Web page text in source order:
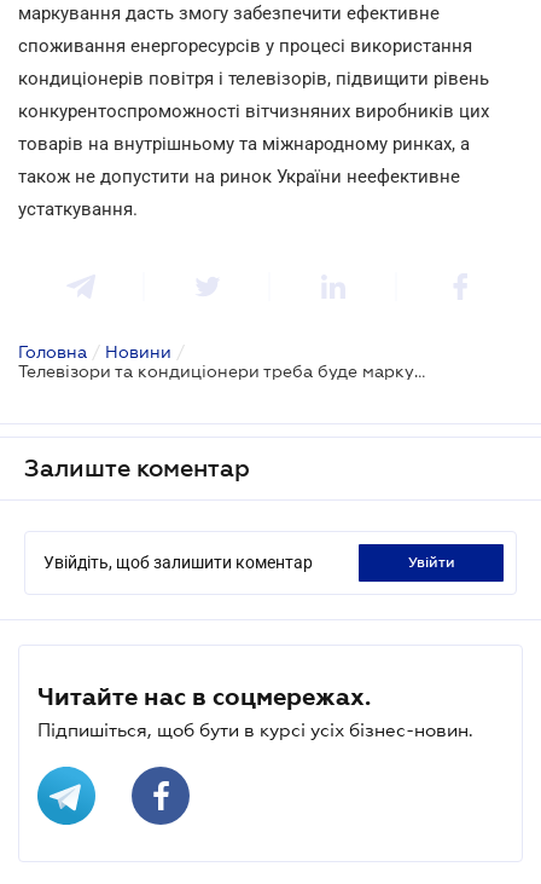
маркування дасть змогу забезпечити ефективне
споживання енергоресурсів у процесі використання
кондиціонерів повітря і телевізорів, підвищити рівень
конкурентоспроможності вітчизняних виробників цих
товарів на внутрішньому та міжнародному ринках, а
також не допустити на ринок України неефективне
устаткування.
Головна / Новини /
Телевізори та кондиціонери треба буде маркувати
Залиште коментар
Увійдіть, щоб залишити коментар увійти
Читайте нас в соцмережах.
Підпишіться, щоб бути в курсі усіх бізнес-новин.